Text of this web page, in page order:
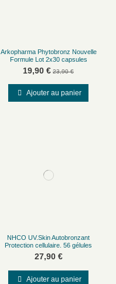
Arkopharma Phytobronz Nouvelle
Formule Lot 2x30 capsules
19,90 € 23,90 €
Ajouter au panier
NHCO UV.Skin Autobronzant
Protection cellulaire. 56 gélules
27,90 €
Ajouter au panier